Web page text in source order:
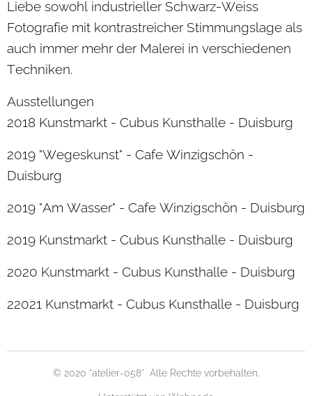
Liebe sowohl industrieller Schwarz-Weiss
Fotografie mit kontrastreicher Stimmungslage als
auch immer mehr der Malerei in verschiedenen
Techniken.
Ausstellungen
2018 Kunstmarkt - Cubus Kunsthalle - Duisburg
2019 "Wegeskunst" - Cafe Winzigschön -
Duisburg
2019 "Am Wasser" - Cafe Winzigschön - Duisburg
2019 Kunstmarkt - Cubus Kunsthalle - Duisburg
2020 Kunstmarkt - Cubus Kunsthalle - Duisburg
22021 Kunstmarkt - Cubus Kunsthalle - Duisburg
© 2020 "atelier-058" Alle Rechte vorbehalten.